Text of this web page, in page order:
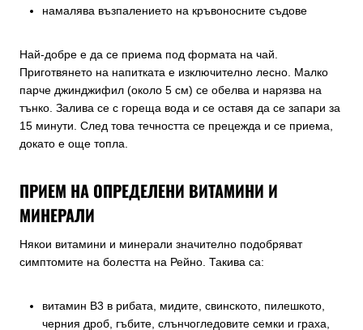
намалява възпалението на кръвоносните съдове
Най-добре е да се приема под формата на чай.
Приготвянето на напитката е изключително лесно. Малко
парче джинджифил (около 5 см) се обелва и нарязва на
тънко. Залива се с гореща вода и се оставя да се запари за
15 минути. След това течността се прецежда и се приема,
докато е още топла.
ПРИЕМ НА ОПРЕДЕЛЕНИ ВИТАМИНИ И
МИНЕРАЛИ
Някои витамини и минерали значително подобряват
симптомите на болестта на Рейно. Такива са:
витамин В3 в рибата, мидите, свинското, пилешкото,
черния дроб, гъбите, слънчогледовите семки и граха,